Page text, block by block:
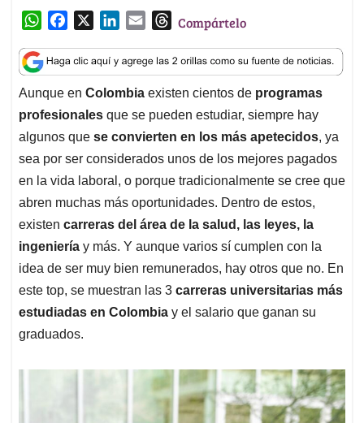
W
a
t
s
A
p
p
c
e
b
o
o
k
n
k
e
d
I
n
a
i
l
T
r
e
a
d
s
Compártelo
Aunque en Colombia existen cientos de programas
profesionales que se pueden estudiar, siempre hay
algunos que se convierten en los más apetecidos, ya
sea por ser considerados unos de los mejores pagados
en la vida laboral, o porque tradicionalmente se cree que
abren muchas más oportunidades. Dentro de estos,
existen carreras del área de la salud, las leyes, la
ingeniería y más. Y aunque varios sí cumplen con la
idea de ser muy bien remunerados, hay otros que no. En
este top, se muestran las 3 carreras universitarias más
estudiadas en Colombia y el salario que ganan su
graduados.